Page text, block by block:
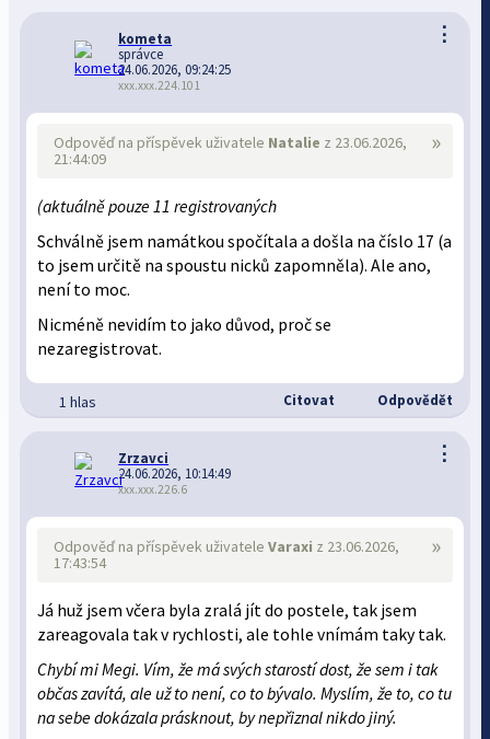
⋮
kometa
správce
24.06.2026, 09:24:25
xxx.xxx.224.101
»
Odpověď na příspěvek uživatele Natalie z 23.06.2026,
21:44:09
(aktuálně pouze 11 registrovaných
Schválně jsem namátkou spočítala a došla na číslo 17 (a
to jsem určitě na spoustu nicků zapomněla). Ale ano,
není to moc.
Nicméně nevidím to jako důvod, proč se
nezaregistrovat.
1 hlas Citovat Odpovědět
⋮
Zrzavci
24.06.2026, 10:14:49
xxx.xxx.226.6
»
Odpověď na příspěvek uživateleVaraxi z 23.06.2026,
17:43:54
Já huž jsem včera byla zralá jít do postele, tak jsem
zareagovala tak v rychlosti, ale tohle vnímám taky tak.
Chybí mi Megi. Vím, že má svých starostí dost, že sem i tak
občas zavítá, ale už to není, co to bývalo. Myslím, že to, co tu
na sebe dokázala prásknout, by nepřiznal nikdo jiný.